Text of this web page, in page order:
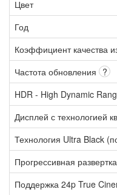
Цвет
Год
Коэффициент качества
Частота обновления ?
HDR - High Dynamic
Дисплей с технологией
Технология Ultra Black
Прогрессивная развертка
Поддержка 24p True